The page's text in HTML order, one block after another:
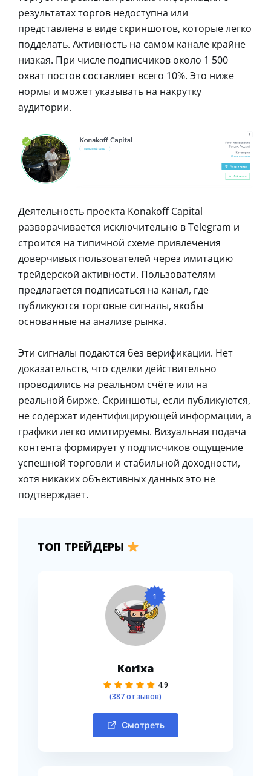
результатах торгов недоступна или
представлена в виде скриншотов, которые легко
подделать. Активность на самом канале крайне
низкая. При числе подписчиков около 1 500
охват постов составляет всего 10%. Это ниже
нормы и может указывать на накрутку
аудитории.
Деятельность проекта Konakoff Capital
разворачивается исключительно в Telegram и
строится на типичной схеме привлечения
доверчивых пользователей через имитацию
трейдерской активности. Пользователям
предлагается подписаться на канал, где
публикуются торговые сигналы, якобы
основанные на анализе рынка.
Эти сигналы подаются без верификации. Нет
доказательств, что сделки действительно
проводились на реальном счёте или на
реальной бирже. Скриншоты, если публикуются,
не содержат идентифицирующей информации, а
графики легко имитируемы. Визуальная подача
контента формирует у подписчиков ощущение
успешной торговли и стабильной доходности,
хотя никаких объективных данных это не
подтверждает.
ТОП ТРЕЙДЕРЫ
1
Korixa
4.9
(387 отзывов)
Смотреть